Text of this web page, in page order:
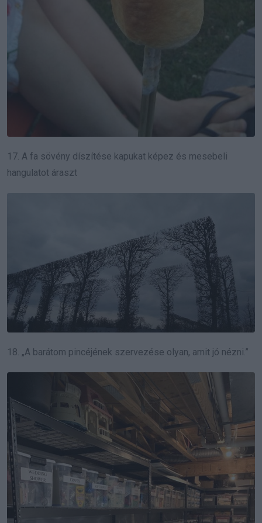
17. A fa sövény díszítése kapukat képez és mesebeli
hangulatot áraszt
18. „A barátom pincéjének szervezése olyan, amit jó nézni.”